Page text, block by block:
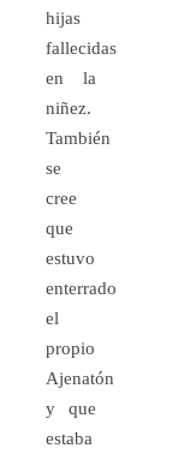
hijas
fallecidas
en la
niñez.
También
se
cree
que
estuvo
enterrado
el
propio
Ajenatón
y que
estaba